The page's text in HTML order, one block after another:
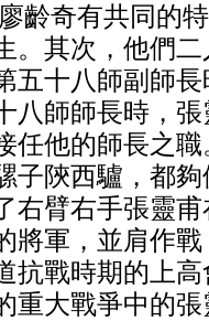
齡奇有共同的
。其次，他們
五十八師副師
八師師長時，
任他的師長之
子陝西驢，都
右臂右手張靈
將軍，並肩作
抗戰時期的上
重大戰爭中的